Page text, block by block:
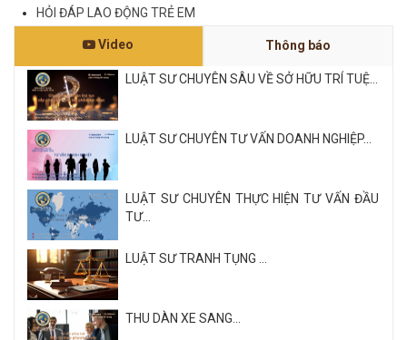
HỎI ĐÁP LAO ĐỘNG TRẺ EM
Video Thông báo
LUẬT SƯ CHUYÊN SÂU VỀ SỞ HỮU TRÍ TUỆ...
LUẬT SƯ CHUYÊN TƯ VẤN DOANH NGHIỆP...
LUẬT SƯ CHUYÊN THỰC HIỆN TƯ VẤN ĐẦU
TƯ...
LUẬT SƯ TRANH TỤNG ...
THU DÀN XE SANG...